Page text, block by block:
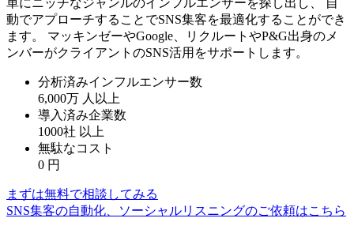
単にニッチなジャンルのインフルエンサーを探し出し、 自
動でアプローチすることでSNS集客を最適化することができ
ます。 マッキンゼーやGoogle、リクルートやP&G出身のメ
ンバーがクライアントのSNS活用をサポートします。
分析済みインフルエンサー数
6,000万 人以上
導入済み企業数
1000社 以上
無駄なコスト
0 円
まずは無料で相談してみる
SNS集客の自動化、ソーシャルリスニングのご依頼はこちら